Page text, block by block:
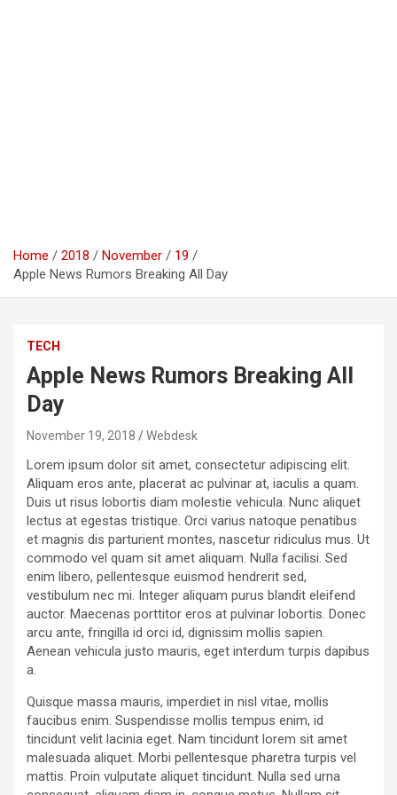
Home 2018 November
19
Apple News Rumors Breaking All Day
TECH
Apple News Rumors Breaking All
Day
November 19, 2018 Webdesk
Lorem ipsum dolor sit amet, consectetur adipiscing elit.
Aliquam eros ante, placerat ac pulvinar at, iaculis a quam.
Duis ut risus lobortis diam molestie vehicula. Nunc aliquet
lectus at egestas tristique. Orci varius natoque penatibus
et magnis dis parturient montes, nascetur ridiculus mus. Ut
commodo vel quam sit amet aliquam. Nulla facilisi. Sed
enim libero, pellentesque euismod hendrerit sed,
vestibulum nec mi. Integer aliquam purus blandit eleifend
auctor. Maecenas porttitor eros at pulvinar lobortis. Donec
arcu ante, fringilla id orci id, dignissim mollis sapien.
Aenean vehicula justo mauris, eget interdum turpis dapibus
a.
Quisque massa mauris, imperdiet in nisl vitae, mollis
faucibus enim. Suspendisse mollis tempus enim, id
tincidunt velit lacinia eget. Nam tincidunt lorem sit amet
malesuada aliquet. Morbi pellentesque pharetra turpis vel
mattis. Proin vulputate aliquet tincidunt. Nulla sed urna